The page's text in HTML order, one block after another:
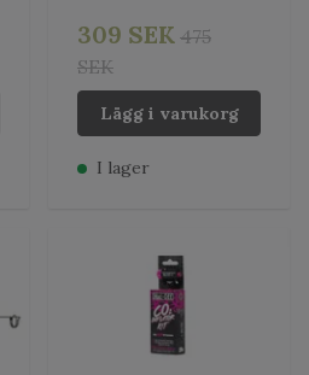
309 SEK 475
SEK
Lägg i varukorg
I lager